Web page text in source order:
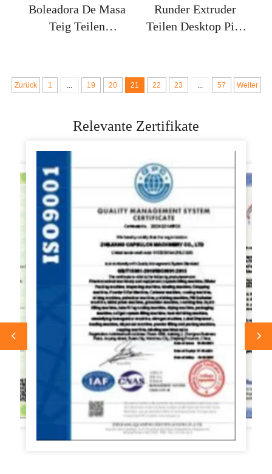
Boleadora De Masa
Teig Teilen
Runder Extruder
Teilen Desktop Pita
Verkauf
Zurück 1 ... 19 20 21 22 23 ... 57 Weiter
Relevante Zertifikate